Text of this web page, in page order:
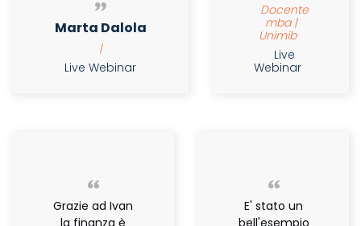
Marta Dalola
|
Live Webinar
Docente
mba |
Unimib
Live
Webinar
Grazie ad Ivan
E' stato un